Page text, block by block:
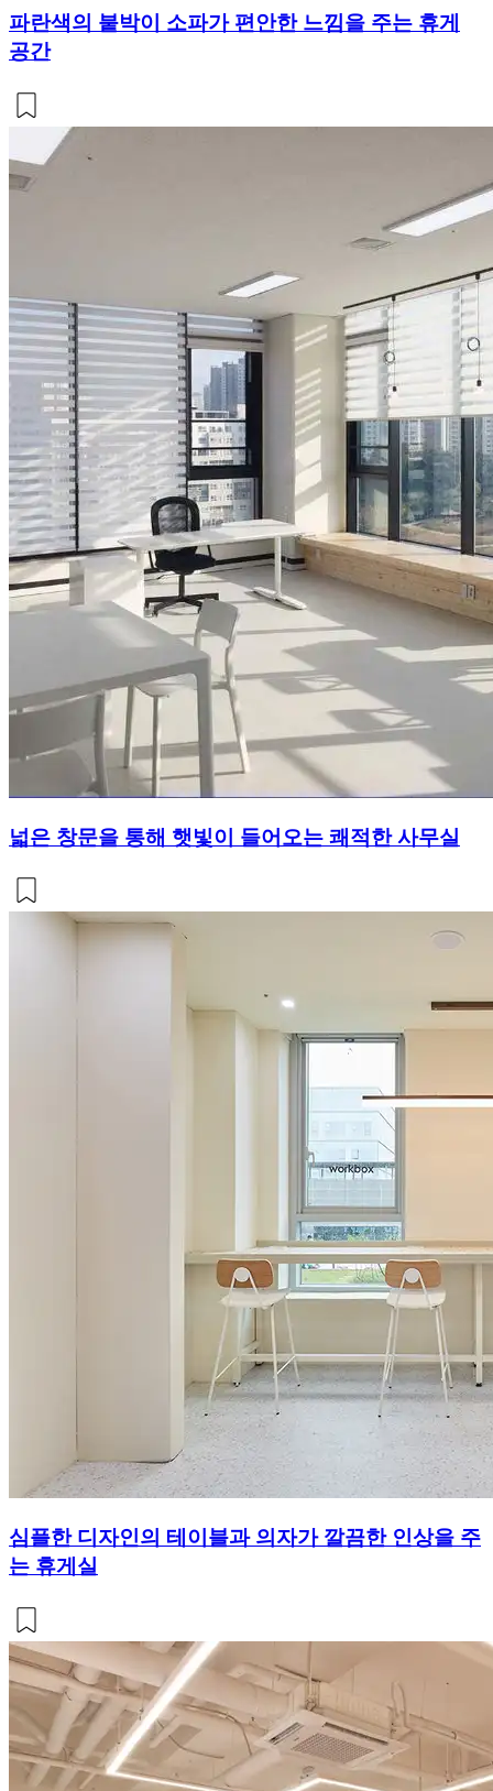
파란색의 붙박이 소파가 편안한 느낌을 주는 휴게
공간
넓은 창문을 통해 햇빛이 들어오는 쾌적한 사무실
심플한 디자인의 테이블과 의자가 깔끔한 인상을 주
는 휴게실